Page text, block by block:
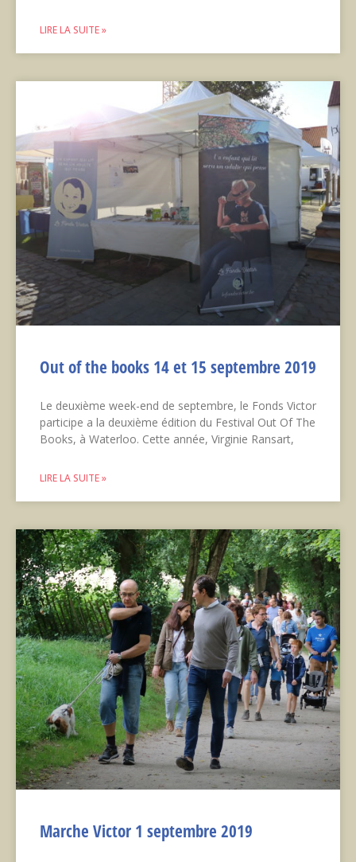
LIRE LA SUITE »
Out of the books 14 et 15 septembre 2019
Le deuxième week-end de septembre, le Fonds Victor
participe a la deuxième édition du Festival Out Of The
Books, à Waterloo. Cette année, Virginie Ransart,
LIRE LA SUITE »
Marche Victor 1 septembre 2019